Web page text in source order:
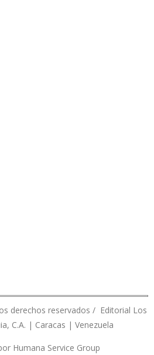
derechos reservados / Editorial Los
C.A. | Caracas | Venezuela
Humana Service Group